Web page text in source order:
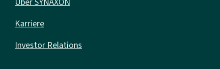
Karriere
Investor Relations